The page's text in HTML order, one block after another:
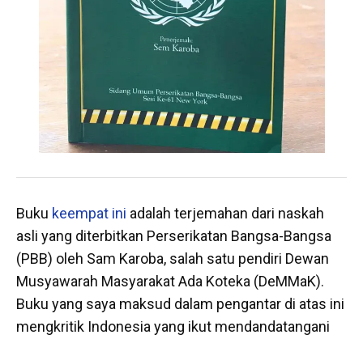
Buku keempat ini adalah terjemahan dari naskah
asli yang diterbitkan Perserikatan Bangsa-Bangsa
(PBB) oleh Sam Karoba, salah satu pendiri Dewan
Musyawarah Masyarakat Ada Koteka (DeMMaK).
Buku yang saya maksud dalam pengantar di atas ini
mengkritik Indonesia yang ikut mendandatangani